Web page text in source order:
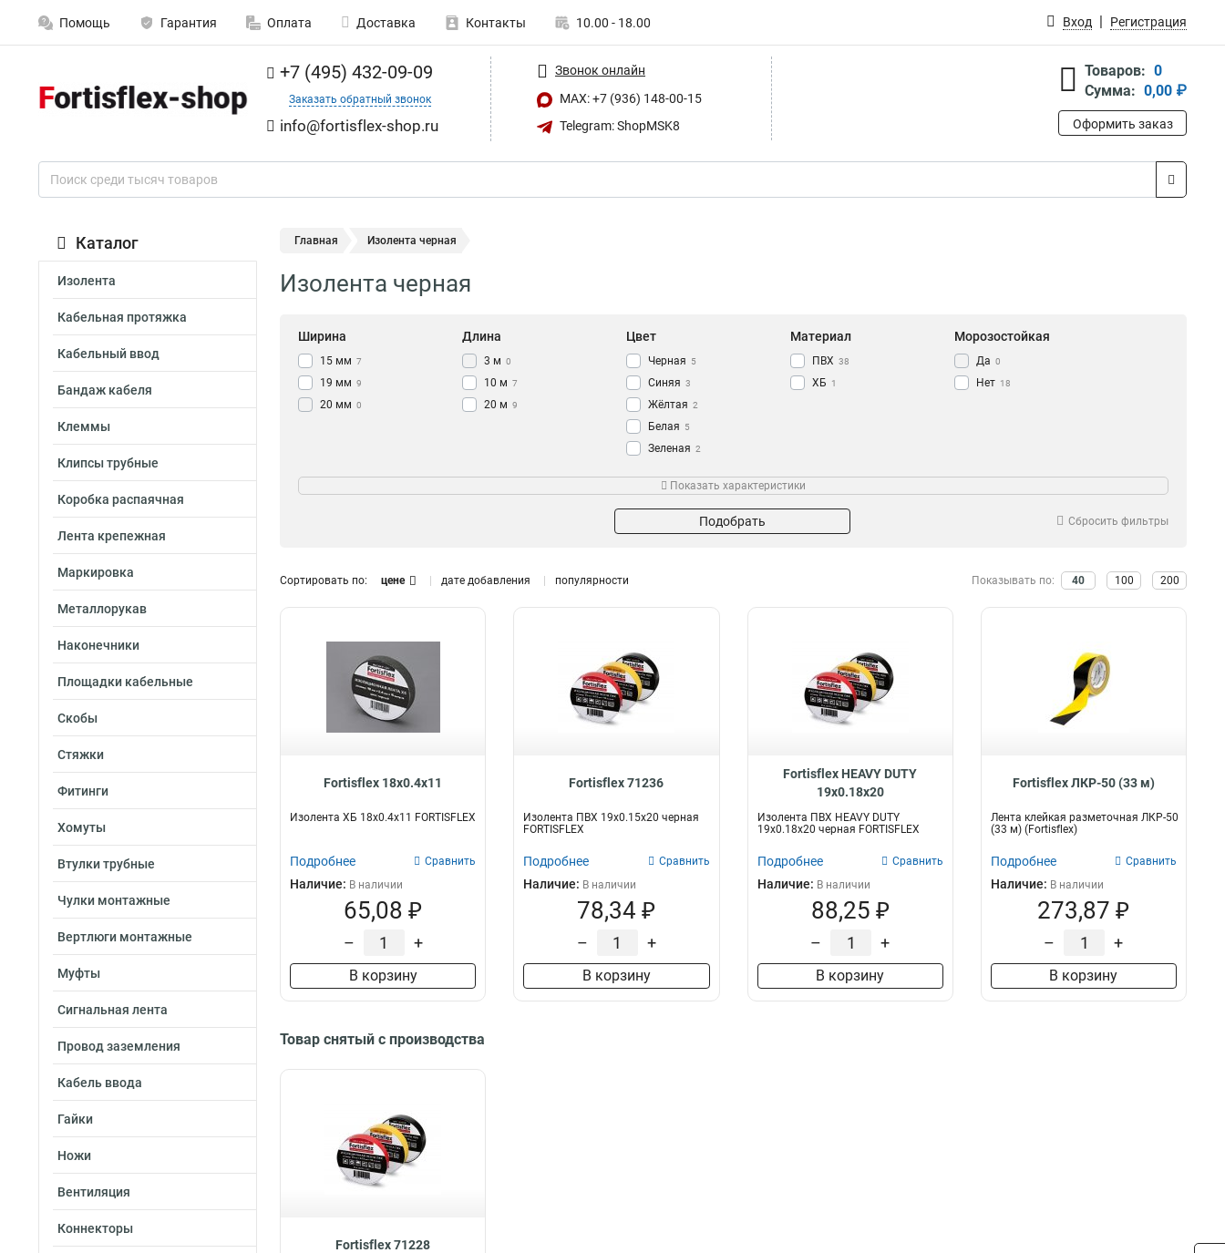
Помощь Гарантия Оплата Доставка Контакты 10.00 - 18.00 Вход Регистрация
+7 (495) 432-09-09
Заказать обратный звонок
info@fortisflex-shop.ru
Звонок онлайн
MAX: +7 (936) 148-00-15
Telegram: ShopMSK8
Товаров: 0
Сумма: 0,00 ₽
Оформить заказ
Каталог
Изолента
Кабельная протяжка
Кабельный ввод
Бандаж кабеля
Клеммы
Клипсы трубные
Коробка распаячная
Лента крепежная
Маркировка
Металлорукав
Наконечники
Площадки кабельные
Скобы
Стяжки
Фитинги
Хомуты
Втулки трубные
Чулки монтажные
Вертлюги монтажные
Муфты
Сигнальная лента
Провод заземления
Кабель ввода
Гайки
Ножи
Вентиляция
Коннекторы
Главная Изолента черная
Изолента черная
Ширина
15 мм 7
19 мм 9
20 мм 0
Длина
3 м 0
10 м 7
20 м 9
Цвет
Черная 5
Синяя 3
Жёлтая 2
Белая 5
Зеленая 2
Желто-зеленая 2
Материал
ПВХ 38
ХБ 1
Морозостойкая
Да 0
Нет 18
Изолента 39
Показать характеристики
Подобрать Сбросить фильтры
Сортировать по: цене дате добавления популярности Показывать по: 40 100 200
Fortisflex 18х0.4х11
Изолента ХБ 18х0.4х11 FORTISFLEX
Подробнее Сравнить
Наличие: В наличии
65,08 ₽
– +
В корзину
Fortisflex 71236
Изолента ПВХ 19х0.15х20 черная
FORTISFLEX
Подробнее Сравнить
Наличие: В наличии
78,34 ₽
– +
В корзину
Fortisflex HEAVY DUTY
19х0.18х20
Изолента ПВХ HEAVY DUTY
19х0.18х20 черная FORTISFLEX
Подробнее Сравнить
Наличие: В наличии
88,25 ₽
– +
В корзину
Fortisflex ЛКР-50 (33 м)
Лента клейкая разметочная ЛКР-50
(33 м) (Fortisflex)
Подробнее Сравнить
Наличие: В наличии
273,87 ₽
– +
В корзину
Товар снятый с производства
Fortisflex 71228